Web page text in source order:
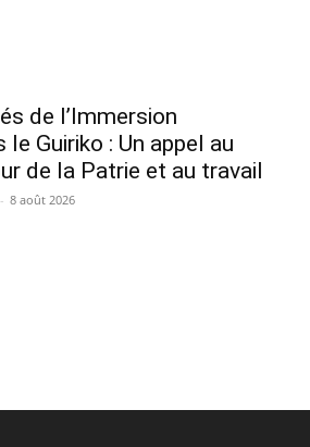
de l’Immersion
Guiriko : Un appel au
de la Patrie et au travail
- 8 août 2026